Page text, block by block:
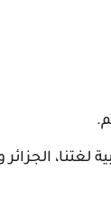
الجزائر